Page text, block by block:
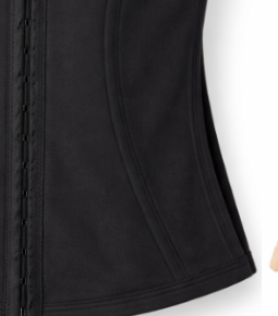
BISUTERIA
BOLSOS Y MONEDEROS
COMPLEMENTOS
TECNOLOGIA